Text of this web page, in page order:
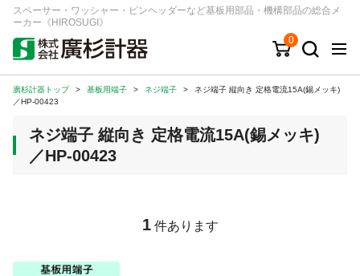
スペーサー・ワッシャー・ピンヘッダーなど基板用部品・機構部品の総合メ
ーカー《HIROSUGI》
0
キーワード 品番/シリーズ
商品カテゴリから探す
ジャンルから探す
注文・見積りについて
廣杉計器トップ > 基板用端子 > ネジ端子 >
ネジ端子 縦向き 定格電流15A(錫メッキ)
／HP-00423
ネジ端子 縦向き 定格電流15A(錫メッキ)
／HP-00423
1 件あります